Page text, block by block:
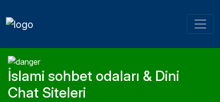
İslami sohbet odaları & Dini
Chat Siteleri